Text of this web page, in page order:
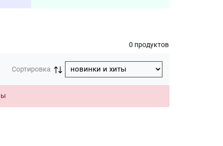
0 продуктов
Сортировка